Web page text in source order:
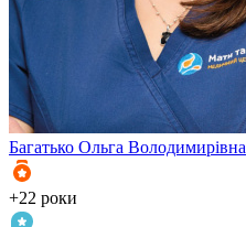
Багатько Ольга Володимирівна
+22 роки